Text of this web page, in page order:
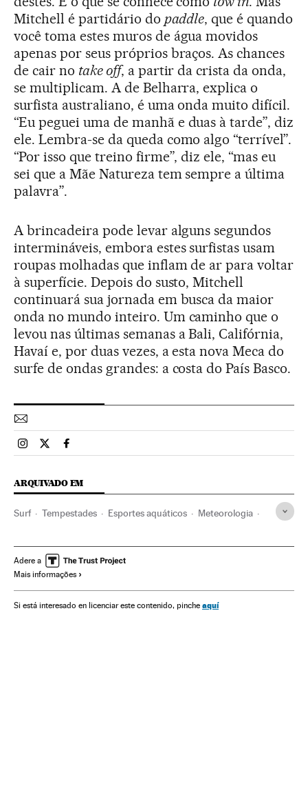
Mitchell é partidário do paddle, que é quando
você toma estes muros de água movidos
apenas por seus próprios braços. As chances
de cair no take off, a partir da crista da onda,
se multiplicam. A de Belharra, explica o
surfista australiano, é uma onda muito difícil.
“Eu peguei uma de manhã e duas à tarde”, diz
ele. Lembra-se da queda como algo “terrível”.
“Por isso que treino firme”, diz ele, “mas eu
sei que a Mãe Natureza tem sempre a última
palavra”.
A brincadeira pode levar alguns segundos
intermináveis, embora estes surfistas usam
roupas molhadas que inflam de ar para voltar
à superfície. Depois do susto, Mitchell
continuará sua jornada em busca da maior
onda no mundo inteiro. Um caminho que o
levou nas últimas semanas a Bali, Califórnia,
Havaí e, por duas vezes, a esta nova Meca do
surfe de ondas grandes: a costa do País Basco.
Esportes El País Brasil en Instagram
Esportes El País Brasil en Twitter
Esportes El País Brasil en Facebook
ARQUIVADO EM
Surf Tempestades Esportes aquáticos Meteorologia
Adere a
Mais informações
Si está interesado en licenciar este contenido, pinche aquí